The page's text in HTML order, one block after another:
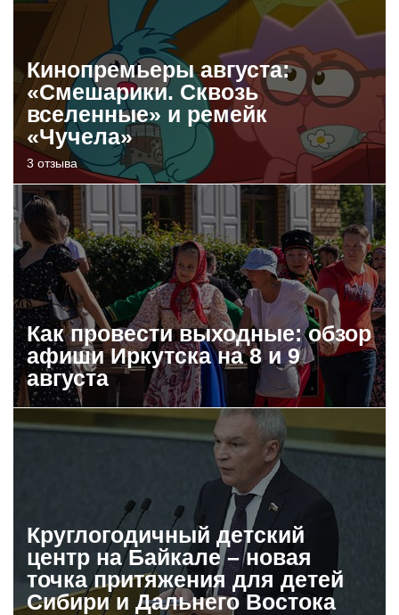
Кинопремьеры августа:
«Смешарики. Сквозь
вселенные» и ремейк
«Чучела»
3 отзыва
Как провести выходные: обзор
афиши Иркутска на 8 и 9
августа
Круглогодичный детский
центр на Байкале – новая
точка притяжения для детей
Сибири и Дальнего Востока